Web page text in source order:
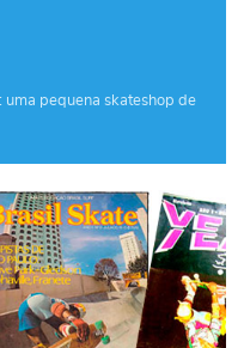
uma pequena skateshop de